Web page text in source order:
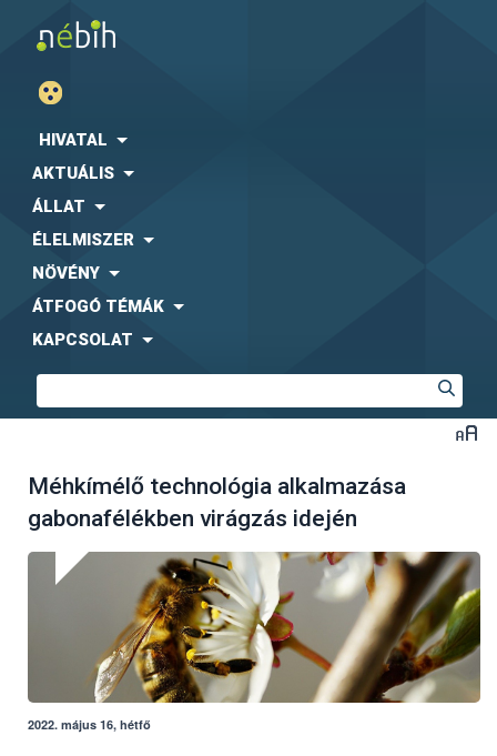
HIVATAL
AKTUÁLIS
ÁLLAT
ÉLELMISZER
NÖVÉNY
ÁTFOGÓ TÉMÁK
KAPCSOLAT
Méhkímélő technológia alkalmazása
gabonafélékben virágzás idején
2022. május 16, hétfő